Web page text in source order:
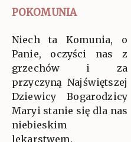
POKOMUNIA
Niech ta Komunia, o
Panie, oczyści nas z
grzechów i za
przyczyną Najświętszej
Dziewicy Bogarodzicy
Maryi stanie się dla nas
niebieskim
lekarstwem.